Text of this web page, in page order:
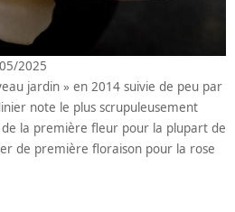
2025
jardin » en 2014 suivie de peu par
note le plus scrupuleusement
de la première fleur pour la plupart de
de première floraison pour la rose